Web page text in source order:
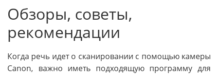
Обзоры, советы,
рекомендации
Когда речь идет о сканировании с помощью камеры
Canon, важно иметь подходящую программу для